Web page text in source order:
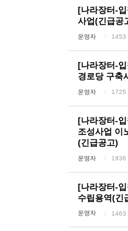
[나라장터-
사업(긴급공
운영자 1453
[나라장터-
경로당 구축
운영자 1725
[나라장터-
조성사업 이
(긴급공고)
운영자 1936
[나라장터-
수립용역(긴
운영자 1463